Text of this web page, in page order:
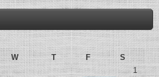
W T F
S
1